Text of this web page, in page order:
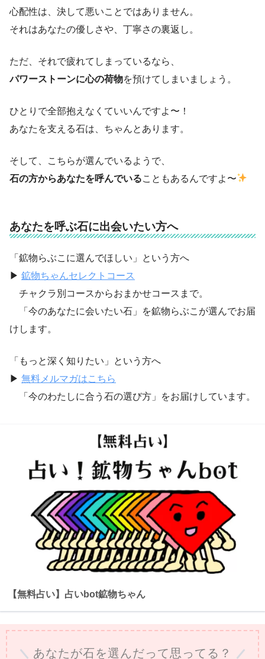
心配性は、決して悪いことではありません。
それはあなたの優しさや、丁寧さの裏返し。
ただ、それで疲れてしまっているなら、
パワーストーンに心の荷物を預けてしまいましょう。
ひとりで全部抱えなくていいんですよ〜！
あなたを支える石は、ちゃんとあります。
そして、こちらが選んでいるようで、
石の方からあなたを呼んでいることもあるんですよ〜
あなたを呼ぶ石に出会いたい方へ
「鉱物らぶこに選んでほしい」という方へ
▶︎ 鉱物ちゃんセレクトコース
チャクラ別コースからおまかせコースまで。
「今のあなたに会いたい石」を鉱物らぶこが選んでお届
けします。
「もっと深く知りたい」という方へ
▶︎ 無料メルマガはこちら
「今のわたしに合う石の選び方」をお届けしています。
【無料占い】占いbot鉱物ちゃん
あなたが石を選んだって思ってる？